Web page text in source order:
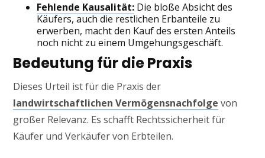
Fehlende Kausalität: Die bloße Absicht des
Käufers, auch die restlichen Erbanteile zu
erwerben, macht den Kauf des ersten Anteils
noch nicht zu einem Umgehungsgeschäft.
Bedeutung für die Praxis
Dieses Urteil ist für die Praxis der
landwirtschaftlichen Vermögensnachfolge von
großer Relevanz. Es schafft Rechtssicherheit für
Käufer und Verkäufer von Erbteilen.